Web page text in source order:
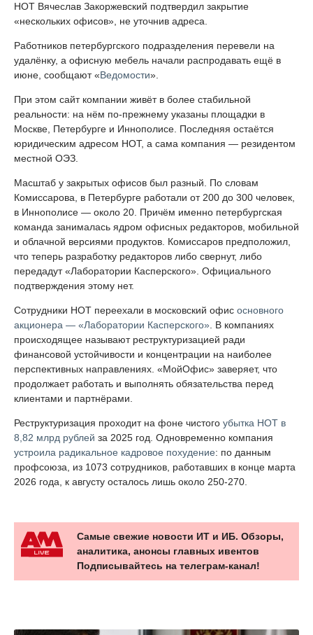
НОТ Вячеслав Закоржевский подтвердил закрытие
«нескольких офисов», не уточнив адреса.
Работников петербургского подразделения перевели на
удалёнку, а офисную мебель начали распродавать ещё в
июне, сообщают «Ведомости».
При этом сайт компании живёт в более стабильной
реальности: на нём по-прежнему указаны площадки в
Москве, Петербурге и Иннополисе. Последняя остаётся
юридическим адресом НОТ, а сама компания — резидентом
местной ОЭЗ.
Масштаб у закрытых офисов был разный. По словам
Комиссарова, в Петербурге работали от 200 до 300 человек,
в Иннополисе — около 20. Причём именно петербургская
команда занималась ядром офисных редакторов, мобильной
и облачной версиями продуктов. Комиссаров предположил,
что теперь разработку редакторов либо свернут, либо
передадут «Лаборатории Касперского». Официального
подтверждения этому нет.
Сотрудники НОТ переехали в московский офис основного
акционера — «Лаборатории Касперского» . В компаниях
происходящее называют реструктуризацией ради
финансовой устойчивости и концентрации на наиболее
перспективных направлениях. «МойОфис» заверяет, что
продолжает работать и выполнять обязательства перед
клиентами и партнёрами.
Реструктуризация проходит на фоне чистого убытка НОТ в
8,82 млрд рублей за 2025 год. Одновременно компания
устроила радикальное кадровое похудение: по данным
профсоюза, из 1073 сотрудников, работавших в конце марта
2026 года, к августу осталось лишь около 250-270.
Самые свежие новости ИТ и ИБ. Обзоры,
аналитика, анонсы главных ивентов
Подписывайтесь на телеграм-канал!